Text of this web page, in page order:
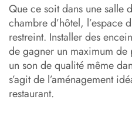
Que ce soit dans une salle
chambre d’hôtel, l’espace
restreint. Installer des
de gagner un maximum
un son de qualité même
s’agit de l’aménagement
restaurant.